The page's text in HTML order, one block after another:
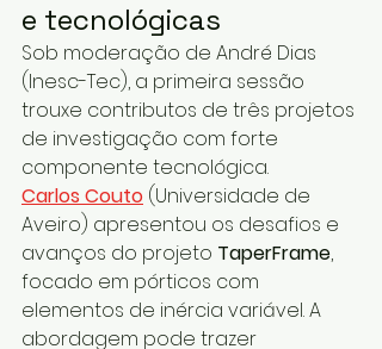
e tecnológicas
Sob moderação de André Dias
(Inesc-Tec), a primeira sessão
trouxe contributos de três projetos
de investigação com forte
componente tecnológica.
Carlos Couto (Universidade de
Aveiro) apresentou os desafios e
avanços do projeto TaperFrame,
focado em pórticos com
elementos de inércia variável. A
abordagem pode trazer